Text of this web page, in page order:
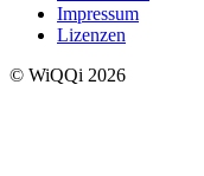
Impressum
Lizenzen
© WiQQi 2026